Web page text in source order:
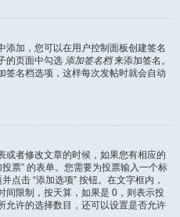
添加，您可以在用户控制面板创建签名
的页面中勾选 添加签名档来添加签名。
签名档选项，这样每次发帖时就会自动
或者修改文章的时候，如果您有相应的
票” 的表单。您需要为投票输入一个标
点击 “添加选项” 按钮。在文字框内，
间限制，按天算，如果是 0，则表示投
允许的选择数目，还可以设置是否允许